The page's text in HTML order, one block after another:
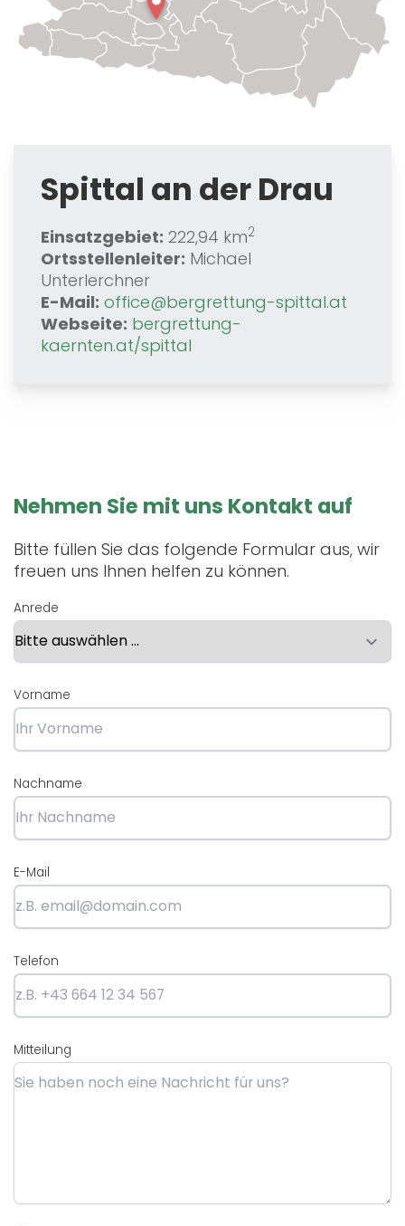
Spittal an der Drau
Einsatzgebiet: 222,94 km2
Ortsstellenleiter: Michael
Unterlerchner
E-Mail: office@bergrettung-spittal.at
Webseite: bergrettung-
kaernten.at/spittal
Nehmen Sie mit uns Kontakt auf
Bitte füllen Sie das folgende Formular aus, wir
freuen uns Ihnen helfen zu können.
Anrede
Vorname
Nachname
E-Mail
Telefon
Mitteilung